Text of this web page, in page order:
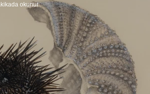
AK-SAYANLAR
AKS-ENDAZ TUHAF AÇI
okunur